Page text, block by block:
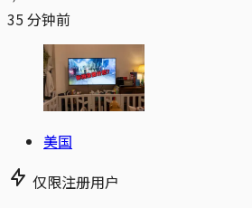
35 分钟前
美国
仅限注册用户